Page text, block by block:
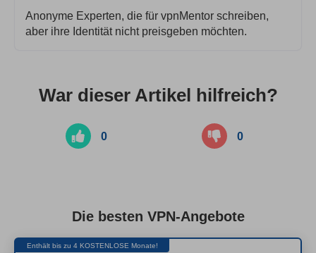
Anonyme Experten, die für vpnMentor schreiben,
aber ihre Identität nicht preisgeben möchten.
War dieser Artikel hilfreich?
0 0
Die besten VPN-Angebote
Enthält bis zu 4 KOSTENLOSE Monate!